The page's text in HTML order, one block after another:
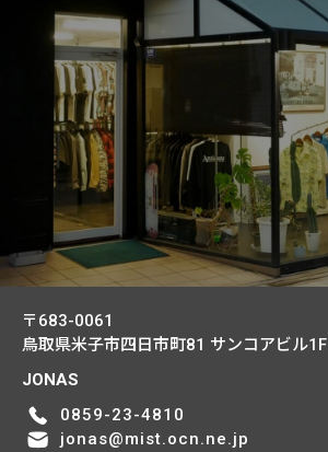
〒683-0061
鳥取県米子市四日市町81 サンコアビル1F
JONAS
0859-23-4810
jonas@mist.ocn.ne.jp